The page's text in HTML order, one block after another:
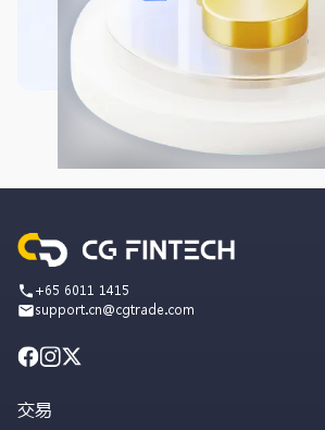
+65 6011 1415
support.cn@cgtrade.com
交易